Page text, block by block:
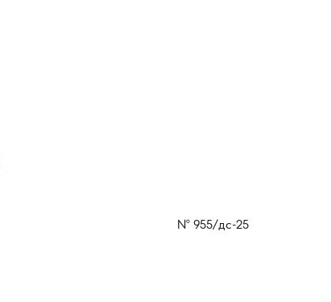
№ 955/дс-25